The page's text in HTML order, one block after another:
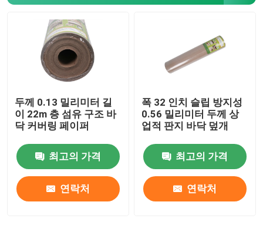
논문을 커버하는 구조 바닥
판지로 만드는 인쇄 페이퍼
방수 바닥 시트
검은 마분지 종이
두께 0.13 밀리미터 길
이 22m 층 섬유 구조 바
닥 커버링 페이퍼
최고의 가격
연락처
폭 32 인치 슬립 방지성
0.56 밀리미터 두께 상
업적 판지 바닥 덮개
최고의 가격
연락처